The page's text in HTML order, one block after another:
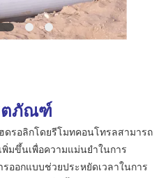
ตภัณฑ์
ดรอลิกโดยรีโมทคอนโทรลสามารถ
มขึ้นเพื่อความแม่นยำในการ
รออกแบบช่วยประหยัดเวลาในการ